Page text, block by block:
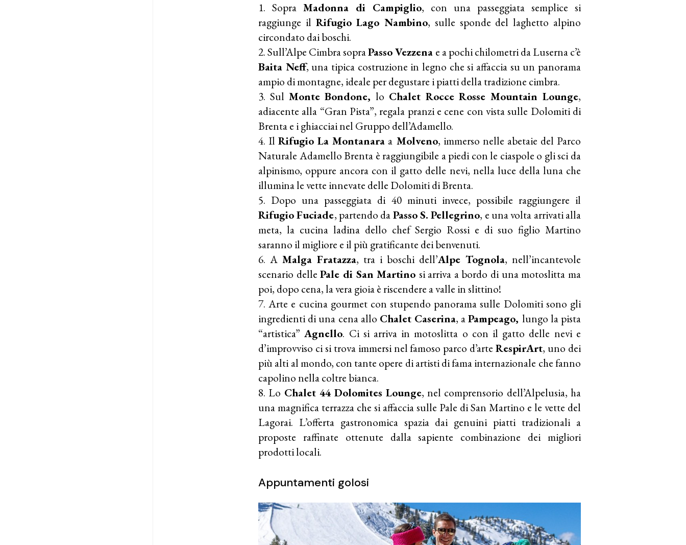
SopraMadonna di Campiglio, con una passeggiata semplice si
raggiunge il Rifugio Lago Nambino, sulle sponde del laghetto alpino
circondato dai boschi.
Sull’Alpe Cimbra sopraPasso Vezzena e a pochi chilometri da Luserna c’è
Baita Neff, una tipica costruzione in legno che si affaccia su un panorama
ampio di montagne, ideale per degustare i piatti della tradizione cimbra.
Sul Monte Bondone,lo Chalet Rocce Rosse Mountain Lounge,
adiacente alla “Gran Pista”, regala pranzi e cene con vista sulle Dolomiti di
Brenta e i ghiacciai nel Gruppo dell’Adamello.
IlRifugio La Montanara a Molveno, immerso nelle abetaie del Parco
Naturale Adamello Brenta è raggiungibile a piedi con le ciaspole o gli sci da
alpinismo, oppure ancora con il gatto delle nevi, nella luce della luna che
illumina le vette innevate delle Dolomiti di Brenta.
Dopo una passeggiata di 40 minuti invece, possibile raggiungere il
Rifugio Fuciade, partendo daPasso S. Pellegrino, e una volta arrivati alla
meta, la cucina ladina dello chef Sergio Rossi e di suo figlio Martino
saranno il migliore e il più gratificante dei benvenuti.
AMalga Fratazza, tra i boschi dell’Alpe Tognola, nell’incantevole
scenario dellePale di San Martino si arriva a bordo di una motoslitta ma
poi, dopo cena, la vera gioia è riscendere a valle in slittino!
Arte e cucina gourmet con stupendo panorama sulle Dolomiti sono gli
ingredienti di una cena allo Chalet Caserina, aPampeago, lungo la pista
“artistica”Agnello. Ci si arriva in motoslitta o con il gatto delle nevi e
d’improvviso ci si trova immersi nel famoso parco d’arteRespirArt, uno dei
più alti al mondo, con tante opere di artisti di fama internazionale che fanno
capolino nella coltre bianca.
Lo Chalet 44 Dolomites Lounge, nel comprensorio dell’Alpelusia, ha
una magnifica terrazza che si affaccia sulle Pale di San Martino e le vette del
Lagorai. L’offerta gastronomica spazia dai genuini piatti tradizionali a
proposte raffinate ottenute dalla sapiente combinazione dei migliori
prodotti locali.
Appuntamenti golosi